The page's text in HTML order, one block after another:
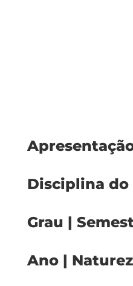
Disciplina do
Grau |
Ano |